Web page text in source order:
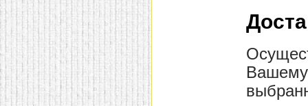
Вашему